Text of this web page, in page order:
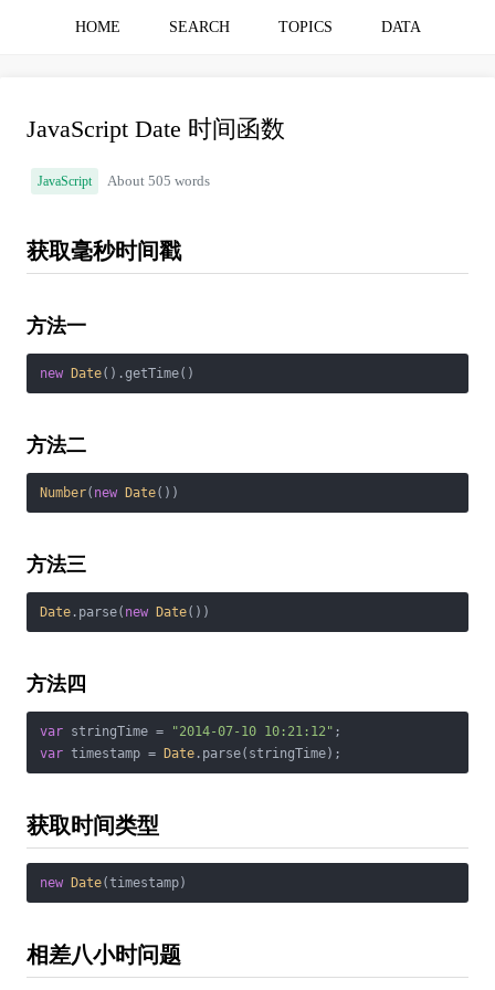
HOME SEARCH TOPICS DATA
JavaScript Date 时间函数
JavaScript About 505 words
获取毫秒时间戳
方法一
new Date().getTime()
方法二
Number( new Date())
方法三
Date .parse( new Date())
方法四
var stringTime = "2014-07-10 10:21:12"
var timestamp = Date .parse(stringTime);
获取时间类型
new Date(timestamp)
相差八小时问题